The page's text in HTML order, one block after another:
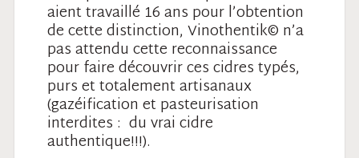
aient travaillé 16 ans pour l’obtention
de cette distinction, Vinothentik© n’a
pas attendu cette reconnaissance
pour faire découvrir ces cidres typés,
purs et totalementartisanaux
(gazéification et pasteurisation
interdites : du vrai cidre
authentique!!!).